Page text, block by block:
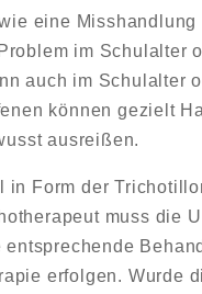
eine Misshandlung
im Schulalter
auch im Schulalter
können gezielt
ausreißen.
in Form der
muss die
erfolgen. Wurde